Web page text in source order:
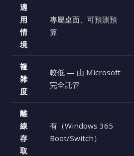
適
用
情
境
專屬桌面、可預測預
算
複
雜
度
較低 — 由 Microsoft
完全託管
離
線
存
取
有（Windows 365
Boot/Switch）